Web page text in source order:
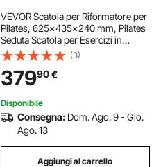
VEVOR Scatola per Riformatore per
Pilates, 625x435x240 mm, Pilates
Seduta Scatola per Esercizi in
Legno Premium, Attrezzatura
Migliora Corpo Forza e Equilibrio,
Gamma di Movimenti, Nero
(3)
37990€
Disponibile
Consegna: Dom. Ago. 9 - Gio.
Ago. 13
Aggiungi al carrello